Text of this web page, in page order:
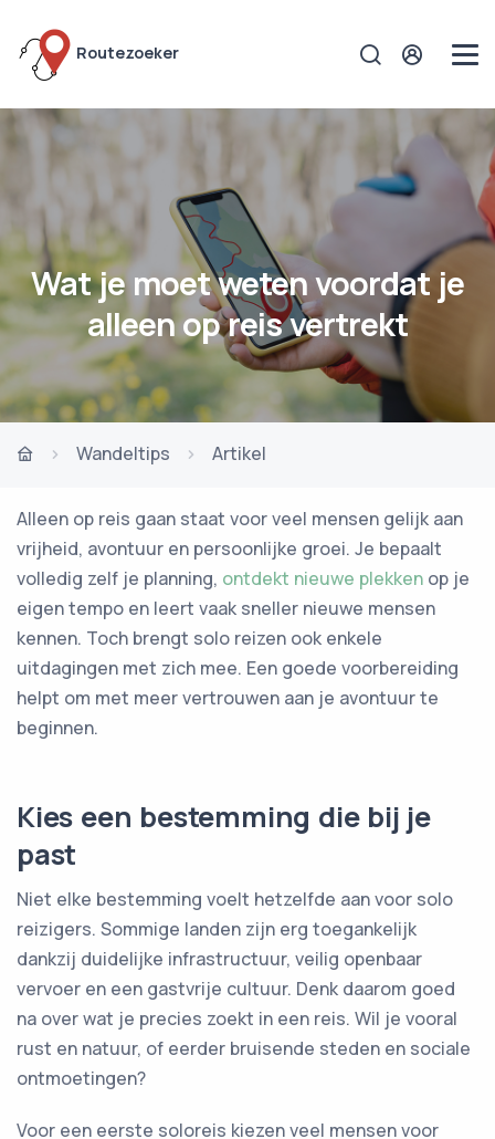
Routezoeker
Wat je moet weten voordat je
alleen op reis vertrekt
Wandeltips Artikel
Alleen op reis gaan staat voor veel mensen gelijk aan
vrijheid, avontuur en persoonlijke groei. Je bepaalt
volledig zelf je planning, ontdekt nieuwe plekken op je
eigen tempo en leert vaak sneller nieuwe mensen
kennen. Toch brengt solo reizen ook enkele
uitdagingen met zich mee. Een goede voorbereiding
helpt om met meer vertrouwen aan je avontuur te
beginnen.
Kies een bestemming die bij je
past
Niet elke bestemming voelt hetzelfde aan voor solo
reizigers. Sommige landen zijn erg toegankelijk
dankzij duidelijke infrastructuur, veilig openbaar
vervoer en een gastvrije cultuur. Denk daarom goed
na over wat je precies zoekt in een reis. Wil je vooral
rust en natuur, of eerder bruisende steden en sociale
ontmoetingen?
Voor een eerste soloreis kiezen veel mensen voor